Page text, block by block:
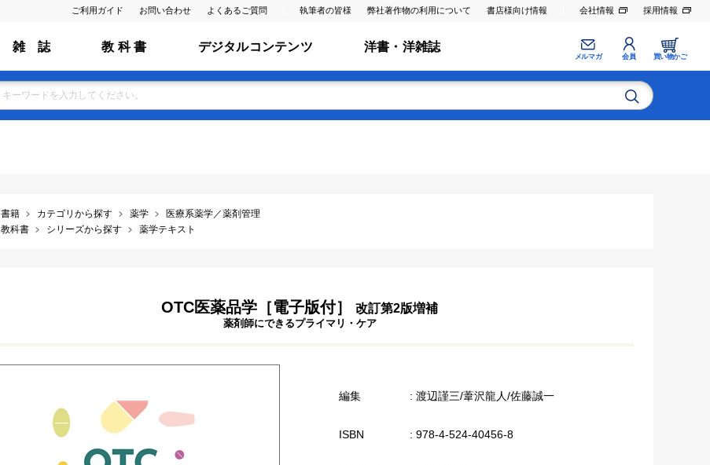
ご利用ガイド お問い合わせ よくあるご質問 執筆者の皆様 弊社著作物の利用について 書店様向け情報 会社情報 採用情報
雑 誌 教 科 書 デジタルコンテンツ 洋書・洋雑誌
メルマガ 会員 買い物かご
書籍 カテゴリから探す 薬学
医療系薬学／薬剤管理
教科書 シリーズから探す 薬学テキスト
OTC医薬品学［電子版付］ 改訂第2版増補
薬剤師にできるプライマリ・ケア
編集 : 渡辺謹三/葦沢龍人/佐藤誠一
ISBN : 978-4-524-40456-8